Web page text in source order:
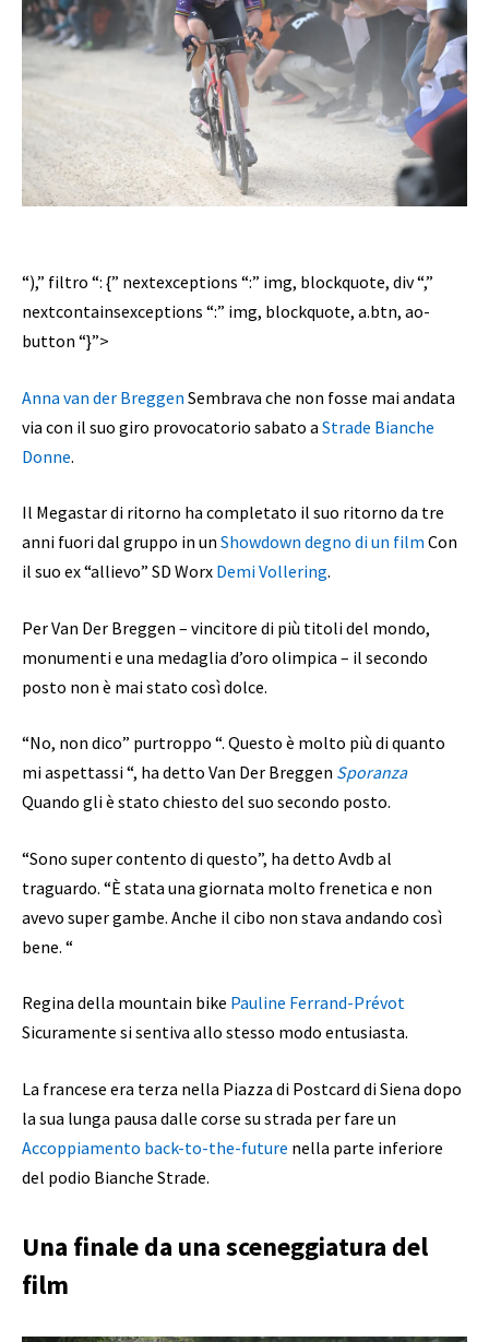
“),” filtro “: {” nextexceptions “:” img, blockquote, div “,”
nextcontainsexceptions “:” img, blockquote, a.btn, ao-
button “}”>
Anna van der Breggen Sembrava che non fosse mai andata
via con il suo giro provocatorio sabato a Strade Bianche
Donne.
Il Megastar di ritorno ha completato il suo ritorno da tre
anni fuori dal gruppo in un Showdown degno di un film Con
il suo ex “allievo” SD Worx Demi Vollering.
Per Van Der Breggen – vincitore di più titoli del mondo,
monumenti e una medaglia d’oro olimpica – il secondo
posto non è mai stato così dolce.
“No, non dico” purtroppo “. Questo è molto più di quanto
mi aspettassi “, ha detto Van Der Breggen Sporanza
Quando gli è stato chiesto del suo secondo posto.
“Sono super contento di questo”, ha detto Avdb al
traguardo. “È stata una giornata molto frenetica e non
avevo super gambe. Anche il cibo non stava andando così
bene. “
Regina della mountain bike Pauline Ferrand-Prévot
Sicuramente si sentiva allo stesso modo entusiasta.
La francese era terza nella Piazza di Postcard di Siena dopo
la sua lunga pausa dalle corse su strada per fare un
Accoppiamento back-to-the-future nella parte inferiore
del podio Bianche Strade.
Una finale da una sceneggiatura del
film